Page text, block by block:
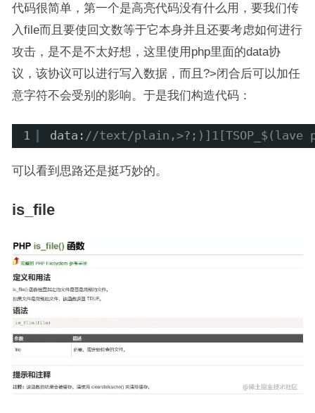
代码很简单，第一个是高亮代码没有什么用，要我们传
入file而且要使回文数等于它本身并且还要考虑如何进行
攻击，是不是不太好想，这里使用php里面的data协
议，该协议可以进行写入数据，而且?>闭合后可以加任
意字符不会受别的影响。于是我们构造代码：
1 data: //text/plain,>?;)]1[TSOP_$(lave
可以看到思路还是挺巧妙的。
is_file